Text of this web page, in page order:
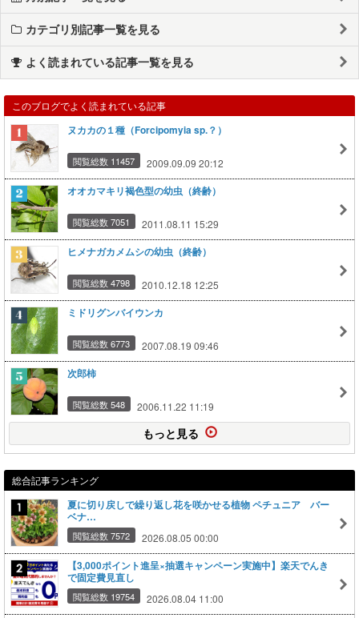
カテゴリ別記事一覧を見る
よく読まれている記事一覧を見る
このブログでよく読まれている記事
ヌカカの１種（Forcipomyia sp.？）
閲覧総数 11457 2009.09.09 20:12
オオカマキリ褐色型の幼虫（終齢）
閲覧総数 7051 2011.08.11 15:29
ヒメナガカメムシの幼虫（終齢）
閲覧総数 4798 2010.12.18 12:25
ミドリグンバイウンカ
閲覧総数 6773 2007.08.19 09:46
次郎柿
閲覧総数 548 2006.11.22 11:19
もっと見る
総合記事ランキング
夏に切り戻しで繰り返し花を咲かせる植物 ペチュニア バー
ベナ…
閲覧総数 7572 2026.08.05 00:00
【3,000ポイント進呈×抽選キャンペーン実施中】楽天でんき
で固定費見直し
閲覧総数 19754 2026.08.04 11:00